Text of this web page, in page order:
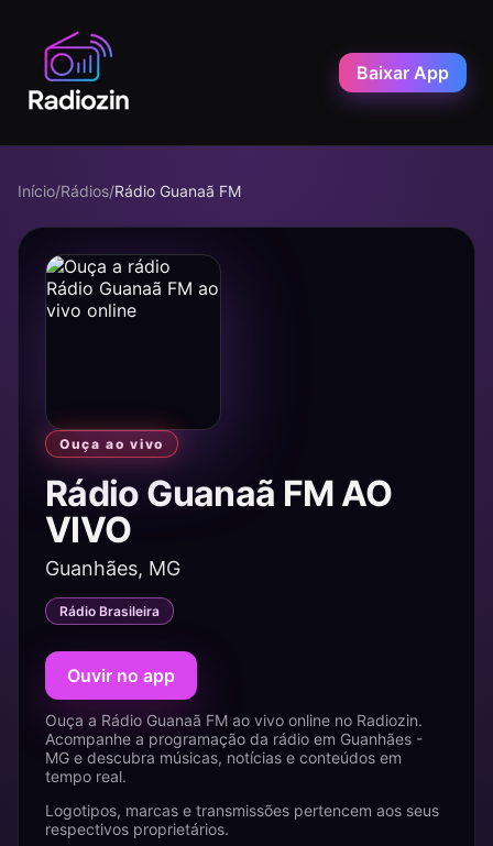
Baixar App
Início/Rádios/Rádio Guanaã FM
Ouça ao vivo
Rádio Guanaã FM AO
VIVO
Guanhães, MG
Rádio Brasileira
Ouvir no app
Ouça a Rádio Guanaã FM ao vivo online no Radiozin.
Acompanhe a programação da rádio em Guanhães -
MG e descubra músicas, notícias e conteúdos em
tempo real.
Logotipos, marcas e transmissões pertencem aos seus
respectivos proprietários.